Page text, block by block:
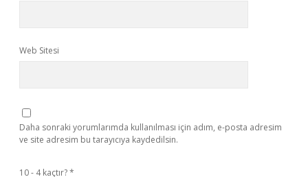
Web Sitesi
Daha sonraki yorumlarımda kullanılması için adım, e-posta adresim
ve site adresim bu tarayıcıya kaydedilsin.
10 - 4 kaçtır?*